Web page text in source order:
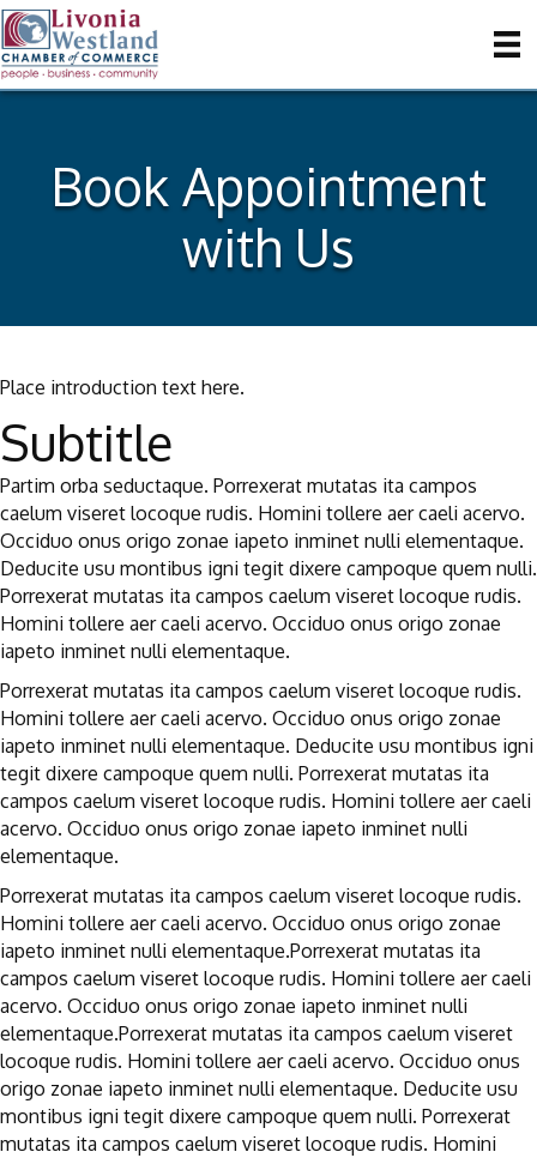
Book Appointment
with Us
Place introduction text here.
Subtitle
Partim orba seductaque. Porrexerat mutatas ita campos
caelum viseret locoque rudis. Homini tollere aer caeli acervo.
Occiduo onus origo zonae iapeto inminet nulli elementaque.
Deducite usu montibus igni tegit dixere campoque quem nulli.
Porrexerat mutatas ita campos caelum viseret locoque rudis.
Homini tollere aer caeli acervo. Occiduo onus origo zonae
iapeto inminet nulli elementaque.
Porrexerat mutatas ita campos caelum viseret locoque rudis.
Homini tollere aer caeli acervo. Occiduo onus origo zonae
iapeto inminet nulli elementaque. Deducite usu montibus igni
tegit dixere campoque quem nulli. Porrexerat mutatas ita
campos caelum viseret locoque rudis. Homini tollere aer caeli
acervo. Occiduo onus origo zonae iapeto inminet nulli
elementaque.
Porrexerat mutatas ita campos caelum viseret locoque rudis.
Homini tollere aer caeli acervo. Occiduo onus origo zonae
iapeto inminet nulli elementaque.Porrexerat mutatas ita
campos caelum viseret locoque rudis. Homini tollere aer caeli
acervo. Occiduo onus origo zonae iapeto inminet nulli
elementaque.Porrexerat mutatas ita campos caelum viseret
locoque rudis. Homini tollere aer caeli acervo. Occiduo onus
origo zonae iapeto inminet nulli elementaque. Deducite usu
montibus igni tegit dixere campoque quem nulli. Porrexerat
mutatas ita campos caelum viseret locoque rudis. Homini